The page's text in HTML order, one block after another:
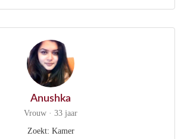
Anushka
Vrouw · 33 jaar
Zoekt: Kamer